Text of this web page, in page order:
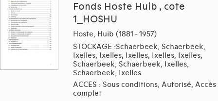
Fonds Hoste Huib , cote
1_HOSHU
Hoste, Huib (1881 - 1957)
STOCKAGE :Schaerbeek, Schaerbeek,
Ixelles, Ixelles, Ixelles, Ixelles, Ixelles,
Schaerbeek, Schaerbeek, Ixelles,
Schaerbeek, Ixelles
ACCES : Sous conditions, Autorisé, Accès
complet